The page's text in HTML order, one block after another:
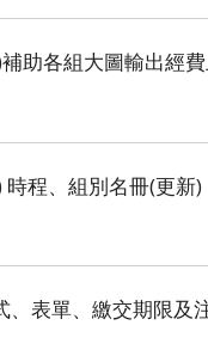
助各組大圖輸出經
程、組別名冊(更新)
、表單、繳交期限及